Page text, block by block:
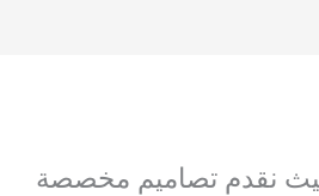
نقدم تصاميم مخصصة